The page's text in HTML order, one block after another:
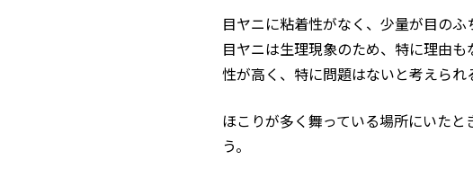
目ヤニに粘着性がなく、少量が目の
目ヤニは生理現象のため、特に理由
性が高く、特に問題はないと考えられ
ほこりが多く舞っている場所にいた
う。